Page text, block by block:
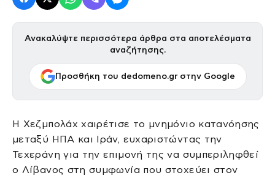
Ανακαλύψτε περισσότερα άρθρα στα αποτελέσματα
αναζήτησης.
Προσθήκη του dedomeno.gr στην Google
Η Χεζμπολάχ χαιρέτισε το μνημόνιο κατανόησης
μεταξύ ΗΠΑ και Ιράν, ευχαριστώντας την
Τεχεράνη για την επιμονή της να συμπεριληφθεί
ο Λίβανος στη συμφωνία που στοχεύει στον